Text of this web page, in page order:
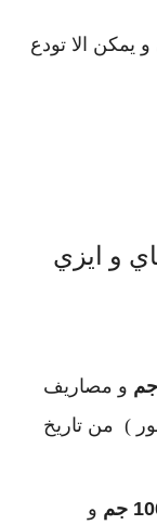
و ايزي
و مصاريف
10 جم كل 3 شهور ) من تاريخ
جم
و